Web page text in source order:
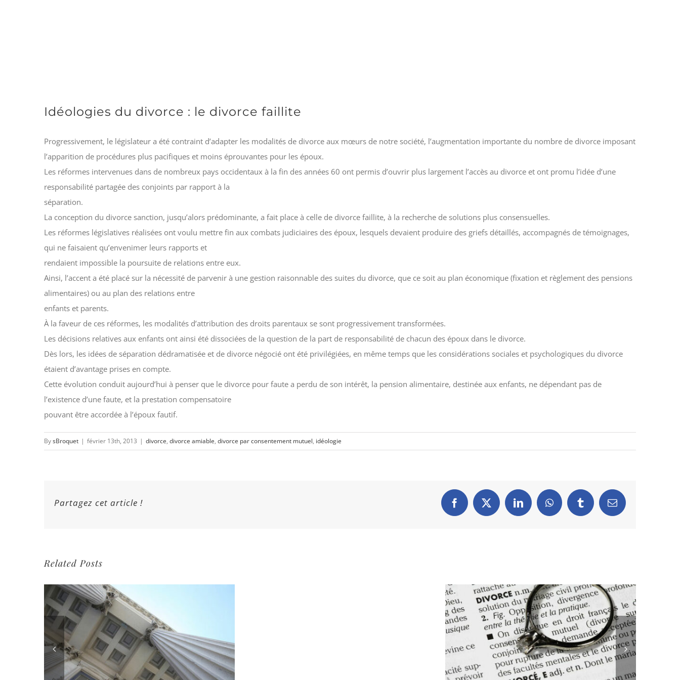
Idéologies du divorce : le divorce faillite
Progressivement, le législateur a été contraint d’adapter les modalités de divorce aux mœurs de notre société, l’augmentation importante du nombre de divorce imposant
l’apparition de procédures plus pacifiques et moins éprouvantes pour les époux.
Les réformes intervenues dans de nombreux pays occidentaux à la fin des années 60 ont permis d’ouvrir plus largement l’accès au divorce et ont promu l’idée d’une
responsabilité partagée des conjoints par rapport à la
séparation.
La conception du divorce sanction, jusqu’alors prédominante, a fait place à celle de divorce faillite, à la recherche de solutions plus consensuelles.
Les réformes législatives réalisées ont voulu mettre fin aux combats judiciaires des époux, lesquels devaient produire des griefs détaillés, accompagnés de témoignages,
qui ne faisaient qu’envenimer leurs rapports et
rendaient impossible la poursuite de relations entre eux.
Ainsi, l’accent a été placé sur la nécessité de parvenir à une gestion raisonnable des suites du divorce, que ce soit au plan économique (fixation et règlement des pensions
alimentaires) ou au plan des relations entre
enfants et parents.
À la faveur de ces réformes, les modalités d’attribution des droits parentaux se sont progressivement transformées.
Les décisions relatives aux enfants ont ainsi été dissociées de la question de la part de responsabilité de chacun des époux dans le divorce.
Dès lors, les idées de séparation dédramatisée et de divorce négocié ont été privilégiées, en même temps que les considérations sociales et psychologiques du divorce
étaient d’avantage prises en compte.
Cette évolution conduit aujourd’hui à penser que le divorce pour faute a perdu de son intérêt, la pension alimentaire, destinée aux enfants, ne dépendant pas de
l’existence d’une faute, et la prestation compensatoire
pouvant être accordée à l’époux fautif.
BysBroquet | février 13th, 2013 | divorce, divorce amiable, divorce par consentement mutuel, idéologie
Partagez cet article ! Facebook
X LinkedInWhatsAppTumblr Email
Related Posts